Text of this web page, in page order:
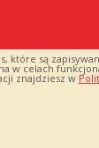
które są
w celach
znajdziesz w